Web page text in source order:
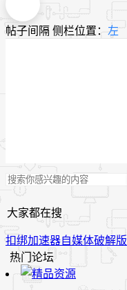
帖子间隔 侧栏位置： 左
大家都在搜
扣绑加速器自媒体破解版
热门论坛